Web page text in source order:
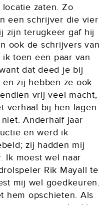
zaten. Zo
een schrijver die vier
zijn terugkeer gaf hij
ook de schrijvers van
toen een paar van
dat deed je bij
zij hebben ze ook
vrij veel macht,
verhaal bij hen lagen.
Anderhalf jaar
en werd ik
zij hadden mij
Ik moest wel naar
Rik Mayall te
mij wel goedkeuren.
hem opschieten. Als